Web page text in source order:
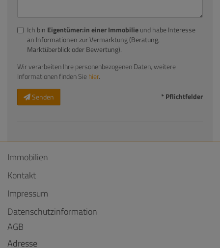
Ich bin Eigentümer:in einer Immobilieund habe Interesse
an Informationen zur Vermarktung (Beratung,
Marktüberblick oder Bewertung).
Wir verarbeiten Ihre personenbezogenen Daten, weitere
Informationen finden Siehier.
Senden
* Pflichtfelder
Immobilien
Kontakt
Impressum
Datenschutzinformation
AGB
Adresse